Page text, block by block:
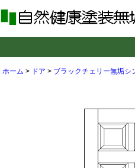
ホーム > ドア > ブラックチェリー無垢シ